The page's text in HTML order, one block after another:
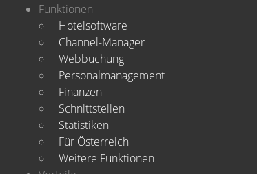
Funktionen
Hotelsoftware
Channel-Manager
Webbuchung
Personalmanagement
Finanzen
Schnittstellen
Statistiken
Für Österreich
Weitere Funktionen